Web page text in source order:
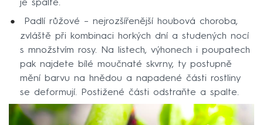
je spalte.
Padlí růžové – nejrozšířenější houbová choroba,
zvláště při kombinaci horkých dní a studených nocí
s množstvím rosy. Na listech, výhonech i poupatech
pak najdete bílé moučnaté skvrny, ty postupně
mění barvu na hnědou a napadené části rostliny
se deformují. Postižené části odstraňte a spalte.